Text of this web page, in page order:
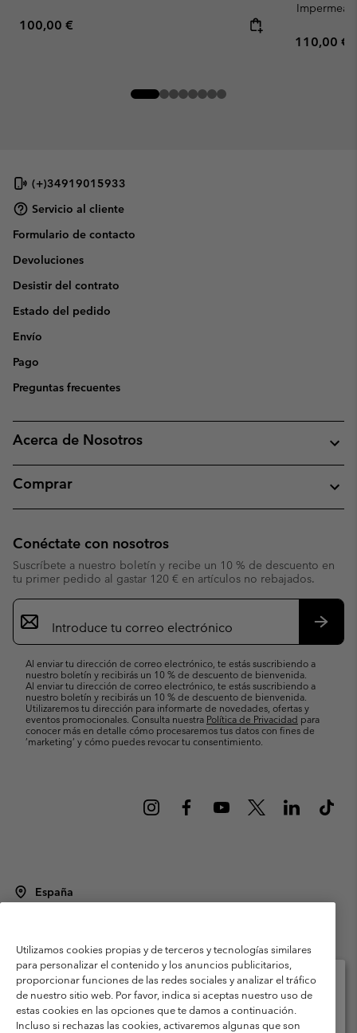
Regular price:
100,00 €
Regular
110,00 €
(+)34919015933
Servicio al cliente
Formulario de contacto
Devoluciones
Desistir del contrato
Estado del pedido
Envío
Pago
Preguntas frecuentes
Acerca de Nosotros
Comprar
Conéctate con nosotros
Suscríbete a nuestro boletín y recibe un 10 % de descuento en
tu primer pedido al gastar 120 € en artículos no rebajados.
Suscripción
de
correo
Al enviar tu dirección de correo electrónico, te estás suscribiendo a
nuestro boletín y recibirás un 10 % de descuento de bienvenida.
Al enviar tu dirección de correo electrónico, te estás suscribiendo a
nuestro boletín y recibirás un 10 % de descuento de bienvenida.
Utilizaremos tu dirección para informarte de novedades, ofertas y
eventos promocionales. Consulta nuestra Política de Privacidad para
conocer más en detalle cómo procesaremos tus datos con fines de
’marketing’ y cómo puedes revocar tu consentimiento.
España
Condiciones de uso
Terminos de Venta
Garantía
Política de Privacidad
Términos y condiciones del programa de miembros
Términos De Uso Del Contenido Generado Por Los Usuarios
Utilizamos cookies propias y de terceros y tecnologías similares
para personalizar el contenido y los anuncios publicitarios,
proporcionar funciones de las redes sociales y analizar el tráfico
de nuestro sitio web. Por favor, indica si aceptas nuestro uso de
estas cookies en las opciones que te damos a continuación.
Incluso si rechazas las cookies, activaremos algunas que son
Selecciona tu país e idioma envío